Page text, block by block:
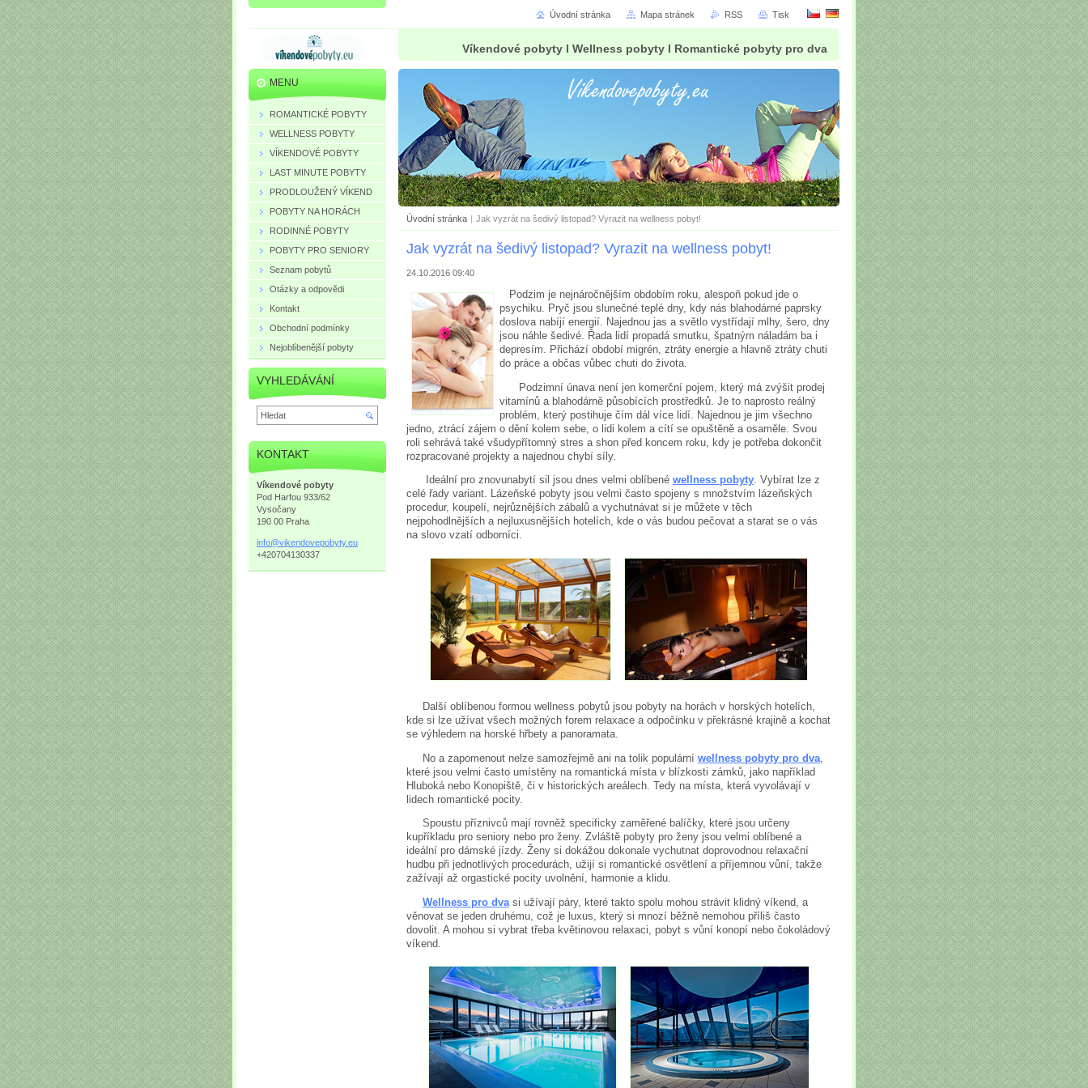
Víkendové pobyty l Wellness pobyty l Romantické pobyty pro dva
Úvodní stránka | Jak vyzrát na šedivý listopad? Vyrazit na wellness pobyt!
Jak vyzrát na šedivý listopad? Vyrazit na wellness pobyt!
24.10.2016 09:40
Podzim je nejnáročnějším obdobím roku, alespoň pokud jde o
psychiku. Pryč jsou slunečné teplé dny, kdy nás blahodárné paprsky
doslova nabíjí energií. Najednou jas a světlo vystřídají mlhy, šero, dny
jsou náhle šedivé. Řada lidí propadá smutku, špatným náladám ba i
depresím. Přichází období migrén, ztráty energie a hlavně ztráty chuti
do práce a občas vůbec chuti do života.
Podzimní únava není jen komerční pojem, který má zvýšit prodej
vitamínů a blahodárně působících prostředků. Je to naprosto reálný
problém, který postihuje čím dál více lidí. Najednou je jim všechno
jedno, ztrácí zájem o dění kolem sebe, o lidi kolem a cítí se opuštěně a osaměle. Svou
roli sehrává také všudypřítomný stres a shon před koncem roku, kdy je potřeba dokončit
rozpracované projekty a najednou chybí síly.
Ideální pro znovunabytí sil jsou dnes velmi oblíbené wellness pobyty. Vybírat lze z
celé řady variant. Lázeňské pobyty jsou velmi často spojeny s množstvím lázeňských
procedur, koupelí, nejrůznějších zábalů a vychutnávat si je můžete v těch
nejpohodlnějších a nejluxusnějších hotelích, kde o vás budou pečovat a starat se o vás
na slovo vzatí odborníci.
Další oblíbenou formou wellness pobytů jsou pobyty na horách v horských hotelích,
kde si lze užívat všech možných forem relaxace a odpočinku v překrásné krajině a kochat
se výhledem na horské hřbety a panoramata.
No a zapomenout nelze samozřejmě ani na tolik populární wellness pobyty pro dva
které jsou velmi často umístěny na romantická místa v blízkosti zámků, jako například
Hluboká nebo Konopiště, či v historických areálech. Tedy na místa, která vyvolávají v
lidech romantické pocity.
Spoustu příznivců mají rovněž specificky zaměřené balíčky, které jsou určeny
kupříkladu pro seniory nebo pro ženy. Zvláště pobyty pro ženy jsou velmi oblíbené a
ideální pro dámské jízdy. Ženy si dokážou dokonale vychutnat doprovodnou relaxační
hudbu při jednotlivých procedurách, užijí si romantické osvětlení a příjemnou vůní, takže
zažívají až orgastické pocity uvolnění, harmonie a klidu.
Wellness pro dvasi užívají páry, které takto spolu mohou strávit klidný víkend, a
věnovat se jeden druhému, což je luxus, který si mnozí běžně nemohou příliš často
dovolit. A mohou si vybrat třeba květinovou relaxaci, pobyt s vůní konopí nebo čokoládový
víkend.
MENU
ROMANTICKÉ POBYTY
WELLNESS POBYTY
VÍKENDOVÉ POBYTY
LAST MINUTE POBYTY
PRODLOUŽENÝ VÍKEND
POBYTY NA HORÁCH
RODINNÉ POBYTY
POBYTY PRO SENIORY
Seznam pobytů
Otázky a odpovědi
Kontakt
Obchodní podmínky
Nejoblíbenější pobyty
VYHLEDÁVÁNÍ
KONTAKT
Víkendové pobyty
Pod Harfou 933/62
Vysočany
190 00 Praha
info@vikendovepobyty.eu
+420704130337
Úvodní stránka Mapa stránek RSS Tisk